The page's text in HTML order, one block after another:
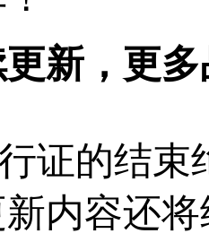
新，更
证的结束
内容还